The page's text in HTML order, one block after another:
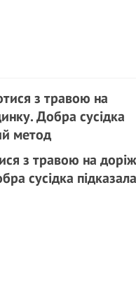
з травою на
сусідка підказала